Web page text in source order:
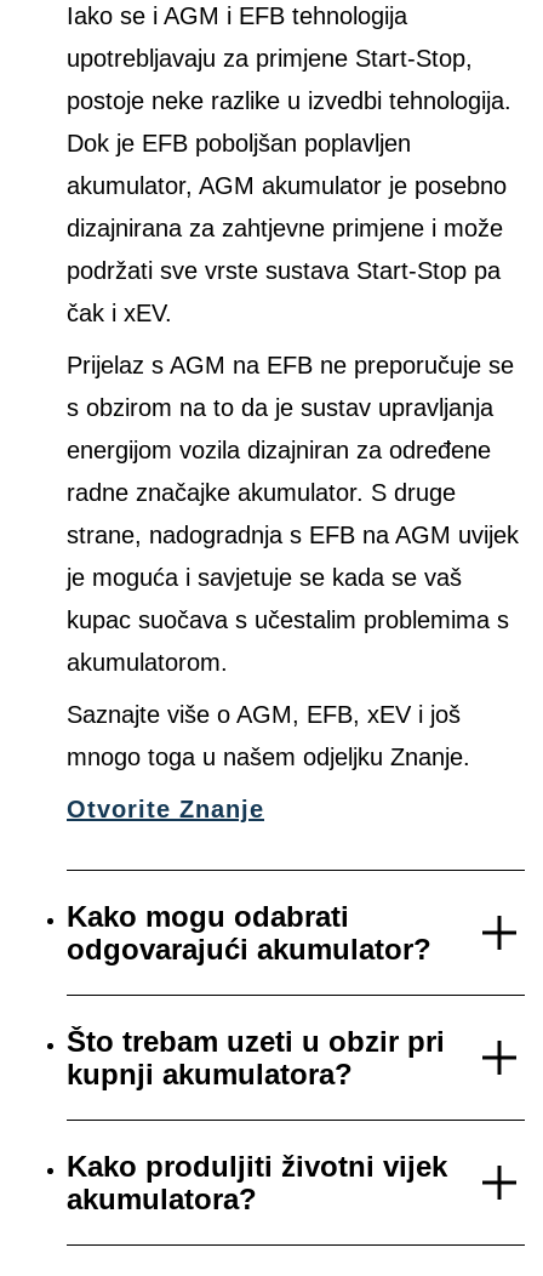
Iako se i AGM i EFB tehnologija
upotrebljavaju za primjene Start-Stop,
postoje neke razlike u izvedbi tehnologija.
Dok je EFB poboljšan poplavljen
akumulator, AGM akumulator je posebno
dizajnirana za zahtjevne primjene i može
podržati sve vrste sustava Start-Stop pa
čak i xEV.
Prijelaz s AGM na EFB ne preporučuje se
s obzirom na to da je sustav upravljanja
energijom vozila dizajniran za određene
radne značajke akumulator. S druge
strane, nadogradnja s EFB na AGM uvijek
je moguća i savjetuje se kada se vaš
kupac suočava s učestalim problemima s
akumulatorom.
Saznajte više o AGM, EFB, xEV i još
mnogo toga u našem odjeljku Znanje.
Otvorite Znanje
Kako mogu odabrati
odgovarajući akumulator?
Što trebam uzeti u obzir pri
kupnji akumulatora?
Kako produljiti životni vijek
akumulatora?